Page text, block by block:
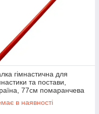
гімнастична для
та постави,
77см помаранчева
в наявності